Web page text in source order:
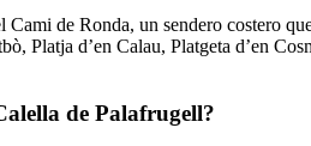
Cami de Ronda, un sendero costero
Platja d’en Calau, Platgeta d’en
de Palafrugell?